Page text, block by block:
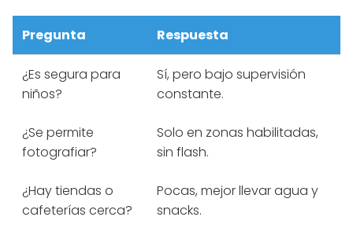
Pregunta Respuesta
¿Es segura para
niños?
Sí, pero bajo supervisión
constante.
¿Se permite
fotografiar?
Solo en zonas habilitadas,
sin flash.
¿Hay tiendas o
cafeterías cerca?
Pocas, mejor llevar agua y
snacks.